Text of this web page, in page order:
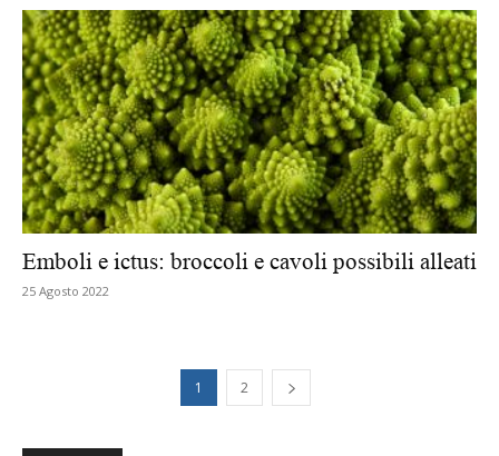
Emboli e ictus: broccoli e cavoli possibili alleati
25 Agosto 2022
1 2